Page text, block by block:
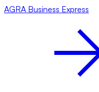
AGRA Business Express